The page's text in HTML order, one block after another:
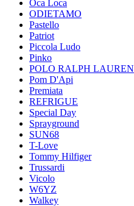
Oca Loca
ODIETAMO
Pastello
Patriot
Piccola Ludo
Pinko
POLO RALPH LAUREN
Pom D'Api
Premiata
REFRIGUE
Special Day
Sprayground
SUN68
T-Love
Tommy Hilfiger
Trussardi
Vicolo
W6YZ
Walkey